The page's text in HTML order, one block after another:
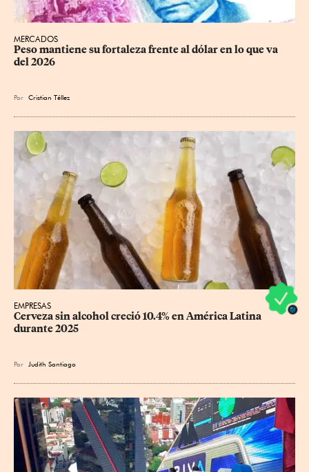
MERCADOS
Peso mantiene su fortaleza frente al dólar en lo que va
del 2026
Por Cristian Téllez
EMPRESAS
Cerveza sin alcohol creció 10.4% en América Latina
durante 2025
Por Judith Santiago